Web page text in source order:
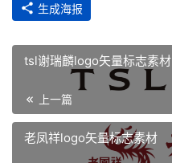
生成海报
tsl谢瑞麟logo矢量标志素材
上一篇
老凤祥logo矢量标志素材